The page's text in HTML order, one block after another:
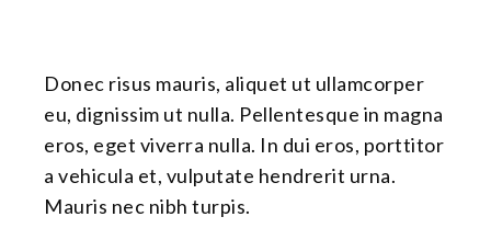
Donec risus mauris, aliquet ut ullamcorper
eu, dignissim ut nulla. Pellentesque in magna
eros, eget viverra nulla. In dui eros, porttitor
a vehicula et, vulputate hendrerit urna.
Mauris nec nibh turpis.